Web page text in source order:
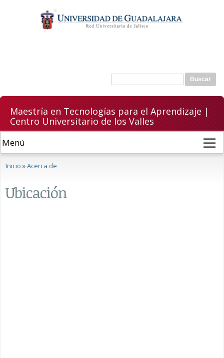
contenido
principal
Formulario de búsqueda
Buscar
Maestría en Tecnologías para el Aprendizaje |
Centro Universitario de los Valles
Se encuentra usted aquí
Inicio »Acerca de
Ubicación